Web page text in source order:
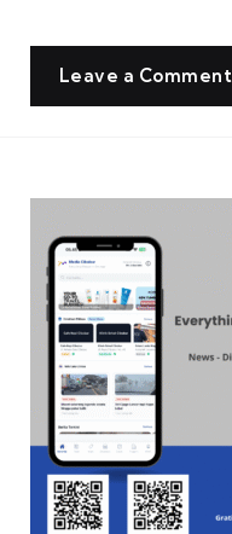
Leave a Comment